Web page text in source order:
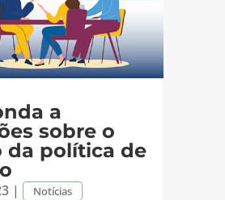
a
sobre o
da política de
| Notícias